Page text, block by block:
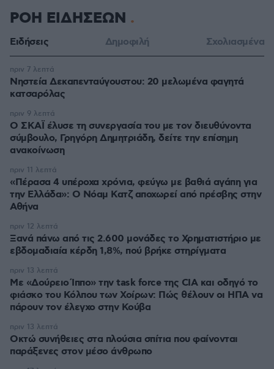
ΡΟΗ ΕΙΔΗΣΕΩΝ
Ειδήσεις Δημοφιλή Σχολιασμένα
Νηστεία Δεκαπενταύγουστου: 20 μελωμένα φαγητά
κατσαρόλας
πριν 7 λεπτά
Ο ΣΚΑΪ έλυσε τη συνεργασία του με τον διευθύνοντα
σύμβουλο, Γρηγόρη Δημητριάδη, δείτε την επίσημη
ανακοίνωση
πριν 9 λεπτά
«Πέρασα 4 υπέροχα χρόνια, φεύγω με βαθιά αγάπη για
την Ελλάδα»: Ο Νόαμ Κατζ αποχωρεί από πρέσβης στην
Αθήνα
πριν 11 λεπτά
Ξανά πάνω από τις 2.600 μονάδες το Χρηματιστήριο με
εβδομαδιαία κέρδη 1,8%, πού βρήκε στηρίγματα
πριν 12 λεπτά
Με «Δούρειο Ίππο» την task force της CIA και οδηγό το
φιάσκο του Κόλπου των Χοίρων: Πώς θέλουν οι ΗΠΑ να
πάρουν τον έλεγχο στην Κούβα
πριν 13 λεπτά
Οκτώ συνήθειες στα πλούσια σπίτια που φαίνονται
παράξενες στον μέσο άνθρωπο
πριν 13 λεπτά